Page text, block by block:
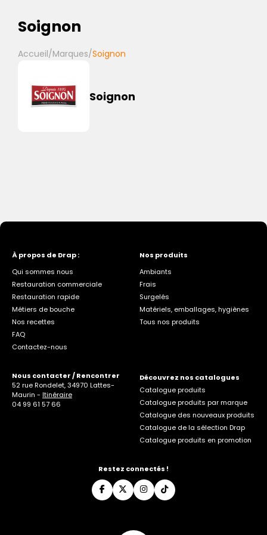
Soignon
Accueil/Marques/Soignon
Soignon
À propos de Drap :
Qui sommes nous
Restauration commerciale
Restauration rapide
Métiers de bouche
Nos recettes
FAQ
Contactez-nous
Nos produits
Ambiants
Frais
Surgelés
Matériels, emballages, hygiènes
Tous nos produits
Nous contacter / Rencontrer
52 rue Rondelet, 34970 Lattes-
Maurin - Itinéraire
04 99 61 57 66
Découvrez nos catalogues
Catalogue produits
Catalogue produits par marque
Catalogue des nouveaux produits
Catalogue de la sélection Drap
Catalogue produits en promotion
Restez connectés !